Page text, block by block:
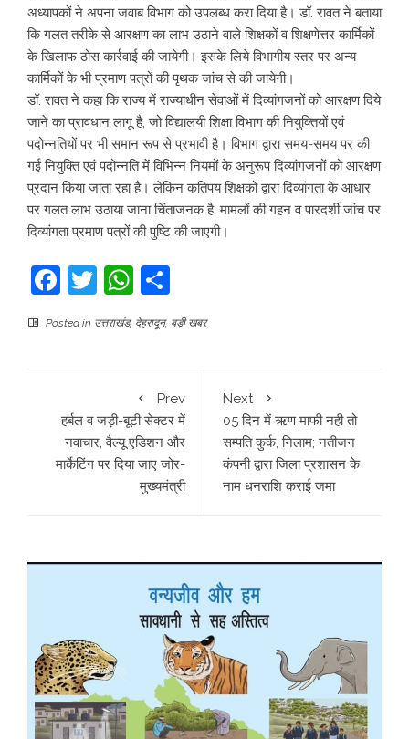
अध्यापकों ने अपना जवाब विभाग को उपलब्ध करा दिया है। डॉ. रावत ने बताया
कि गलत तरीके से आरक्षण का लाभ उठाने वाले शिक्षकों व शिक्षणेत्तर कार्मिकों
के खिलाफ ठोस कार्रवाई की जायेगी। इसके लिये विभागीय स्तर पर अन्य
कार्मिकों के भी प्रमाण पत्रों की पृथक जांच से की जायेगी।
डॉ. रावत ने कहा कि राज्य में राज्याधीन सेवाओं में दिव्यांगजनों को आरक्षण दिये
जाने का प्रावधान लागू है, जो विद्यालयी शिक्षा विभाग की नियुक्तियों एवं
पदोन्नतियों पर भी समान रूप से प्रभावी है। विभाग द्वारा समय-समय पर की
गई नियुक्ति एवं पदोन्नति में विभिन्न नियमों के अनुरूप दिव्यांगजनों को आरक्षण
प्रदान किया जाता रहा है। लेकिन कतिपय शिक्षकों द्वारा दिव्यांगता के आधार
पर गलत लाभ उठाया जाना चिंताजनक है, मामलों की गहन व पारदर्शी जांच पर
दिव्यांगता प्रमाण पत्रों की पुष्टि की जाएगी।
Facebook
TwitterWhatsApp
Posted in उत्तराखंड, देहरादून, बड़ी खबर
Prev
हर्बल व जड़ी-बूटी सेक्टर में
नवाचार, वैल्यू एडिशन और
मार्केटिंग पर दिया जाए जोर-
मुख्यमंत्री
Next
05 दिन में ऋण माफी नही तो
सम्पति कुर्क, निलाम; नतीजन
कंपनी द्वारा जिला प्रशासन के
नाम धनराशि कराई जमा